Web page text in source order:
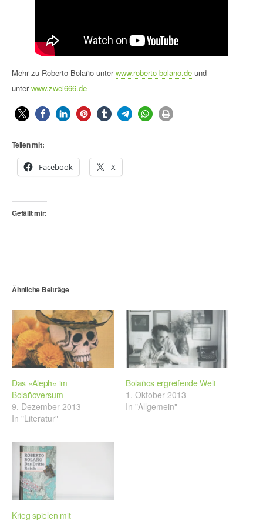
Mehr zu Roberto Bolaño unterwww.roberto-bolano.de und
unterwww.zwei666.de
Teilen mit:
Facebook X
Gefällt mir:
Ähnliche Beiträge
Das »Aleph« im
Bolañoversum
9. Dezember 2013
In "Literatur"
Bolaños ergreifende Welt
1. Oktober 2013
In "Allgemein"
Krieg spielen mit